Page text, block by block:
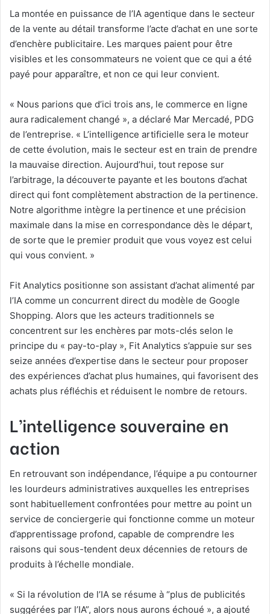
La montée en puissance de l’IA agentique dans le secteur
de la vente au détail transforme l’acte d’achat en une sorte
d’enchère publicitaire. Les marques paient pour être
visibles et les consommateurs ne voient que ce qui a été
payé pour apparaître, et non ce qui leur convient.
« Nous parions que d’ici trois ans, le commerce en ligne
aura radicalement changé », a déclaré Mar Mercadé, PDG
de l’entreprise. « L’intelligence artificielle sera le moteur
de cette évolution, mais le secteur est en train de prendre
la mauvaise direction. Aujourd’hui, tout repose sur
l’arbitrage, la découverte payante et les boutons d’achat
direct qui font complètement abstraction de la pertinence.
Notre algorithme intègre la pertinence et une précision
maximale dans la mise en correspondance dès le départ,
de sorte que le premier produit que vous voyez est celui
qui vous convient. »
Fit Analytics positionne son assistant d’achat alimenté par
l’IA comme un concurrent direct du modèle de Google
Shopping. Alors que les acteurs traditionnels se
concentrent sur les enchères par mots-clés selon le
principe du « pay-to-play », Fit Analytics s’appuie sur ses
seize années d’expertise dans le secteur pour proposer
des expériences d’achat plus humaines, qui favorisent des
achats plus réfléchis et réduisent le nombre de retours.
L’intelligence souveraine en
action
En retrouvant son indépendance, l’équipe a pu contourner
les lourdeurs administratives auxquelles les entreprises
sont habituellement confrontées pour mettre au point un
service de conciergerie qui fonctionne comme un moteur
d’apprentissage profond, capable de comprendre les
raisons qui sous-tendent deux décennies de retours de
produits à l’échelle mondiale.
« Si la révolution de l’IA se résume à “plus de publicités
suggérées par l’IA”, alors nous aurons échoué », a ajouté